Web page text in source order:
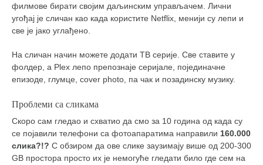
филмове бирати својим даљинским управљачем. Лични
угођај је сличан као када користите Netflix, менији су лепи и
све је јако углађено.
На сличан начин можете додати ТВ серије. Све ставите у
фолдер, а Plex лепо препознаје серијале, појединачне
епизоде, глумце, cover photo, па чак и позадинску музику.
Проблеми са сликама
Скоро сам гледао и схватио да смо за 10 година од када су
се појавили телефони са фотоапаратима направили 160.000
слика?!? С обзиром да ове слике заузимају више од 200-300
GB простора просто их је немогуће гледати било где сем на